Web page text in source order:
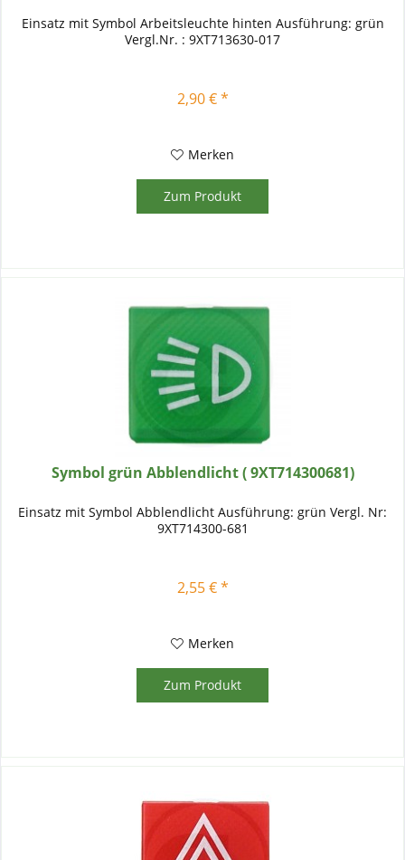
Einsatz mit Symbol Arbeitsleuchte hinten Ausführung: grün
Vergl.Nr. : 9XT713630-017
2,90 € *
Merken
Zum Produkt
Symbol grün Abblendlicht ( 9XT714300681)
Einsatz mit Symbol Abblendlicht Ausführung: grün Vergl. Nr:
9XT714300-681
2,55 € *
Merken
Zum Produkt